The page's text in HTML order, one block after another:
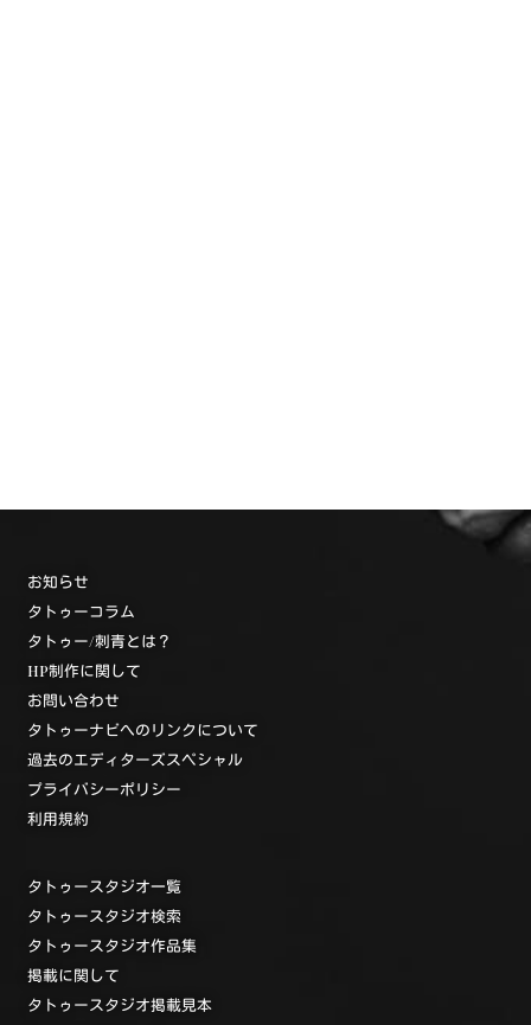
お知らせ
タトゥーコラム
タトゥー/刺青とは？
HP制作に関して
お問い合わせ
タトゥーナビへのリンクについて
過去のエディターズスペシャル
プライバシーポリシー
利用規約
タトゥースタジオ一覧
タトゥースタジオ検索
タトゥースタジオ作品集
掲載に関して
タトゥースタジオ掲載見本